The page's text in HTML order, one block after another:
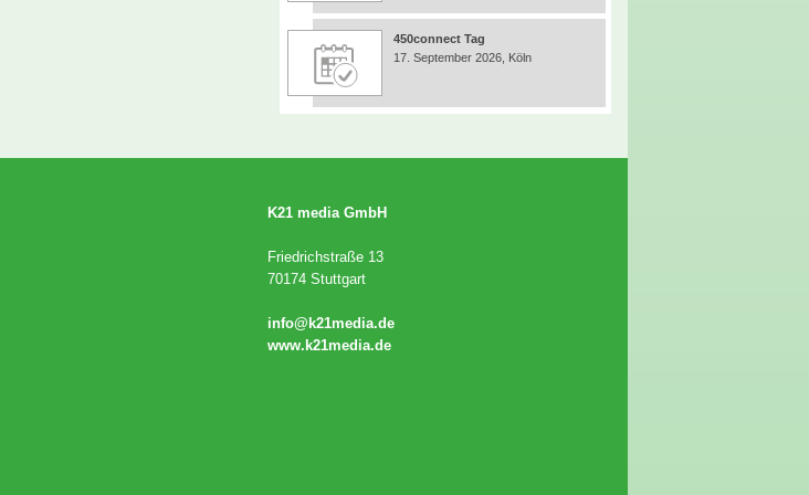
450connect Tag
17. September 2026, Köln
K21 media GmbH
Friedrichstraße 13
70174 Stuttgart
info@k21media.de
www.k21media.de